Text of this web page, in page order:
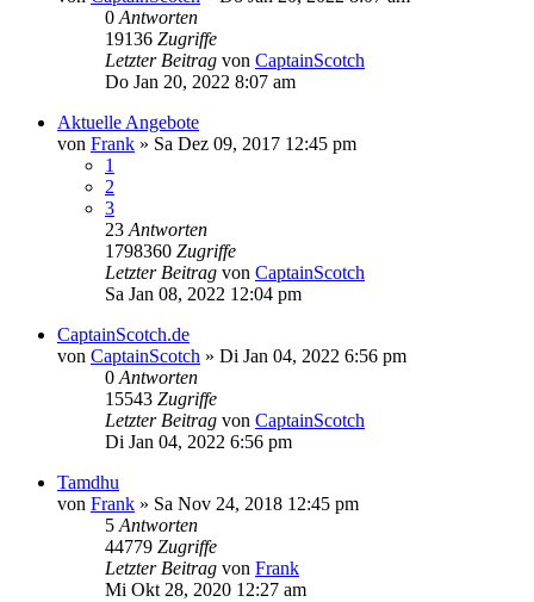
0Antworten
19136 Zugriffe
Letzter Beitrag von CaptainScotch
Do Jan 20, 2022 8:07 am
Aktuelle Angebote
von Frank » Sa Dez 09, 2017 12:45 pm
1
2
3
23Antworten
1798360 Zugriffe
Letzter Beitrag von CaptainScotch
Sa Jan 08, 2022 12:04 pm
CaptainScotch.de
von CaptainScotch » Di Jan 04, 2022 6:56 pm
0Antworten
15543 Zugriffe
Letzter Beitrag von CaptainScotch
Di Jan 04, 2022 6:56 pm
Tamdhu
von Frank » Sa Nov 24, 2018 12:45 pm
5Antworten
44779 Zugriffe
Letzter Beitrag von Frank
Mi Okt 28, 2020 12:27 am